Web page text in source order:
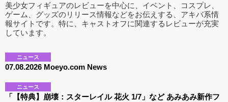
美少女フィギュアのレビューを中心に、イベント、コスプレ、
ゲーム、グッズのリリース情報などをお伝えする、アキバ系情
報サイトです。特に、キャストオフに関連するレビューが充実
しています。
ニュース
07.08.2026 Moeyo.com News
ニュース
「【特典】崩壊：スターレイル 花火 1/7」など あみあみ新作フ